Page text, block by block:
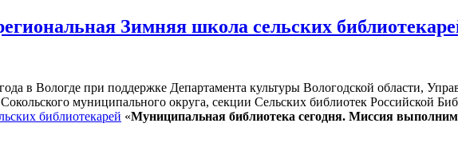
Зимняя школа сельских
в Вологде при поддержке Департамента культуры Вологодской области,
муниципального округа, секции Сельских библиотек Российской
библиотекарей «Муниципальная библиотека сегодня. Миссия